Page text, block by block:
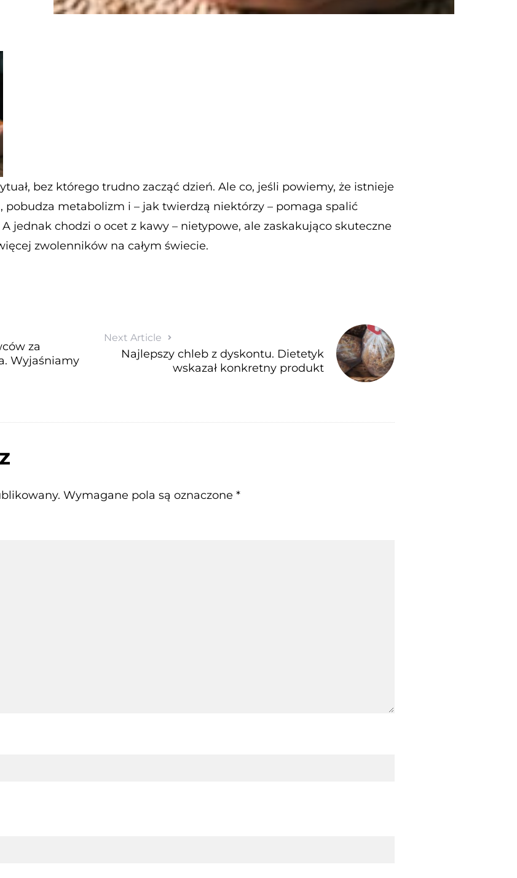
bez którego trudno zacząć dzień. Ale co, jeśli powiemy, że istnieje
pobudza metabolizm i – jak twierdzą niektórzy – pomaga spalić
jednak chodzi o ocet z kawy – nietypowe, ale zaskakująco skuteczne
zwolenników na całym świecie.
za
Wyjaśniamy
Next Article
Najlepszy chleb z dyskontu. Dietetyk
wskazał konkretny produkt
Wymagane pola są oznaczone *